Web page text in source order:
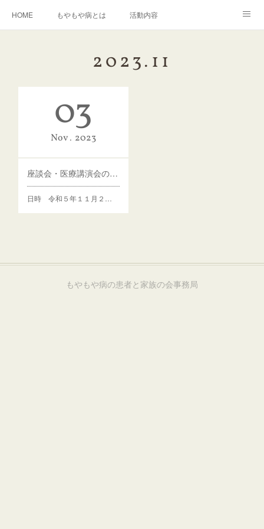
HOME もやもや病とは 活動内容
2023. 11
03
Nov 2023
座談会・医療講演会のお知らせ
日時 令和５年１１月２…
もやもや病の患者と家族の会事務局